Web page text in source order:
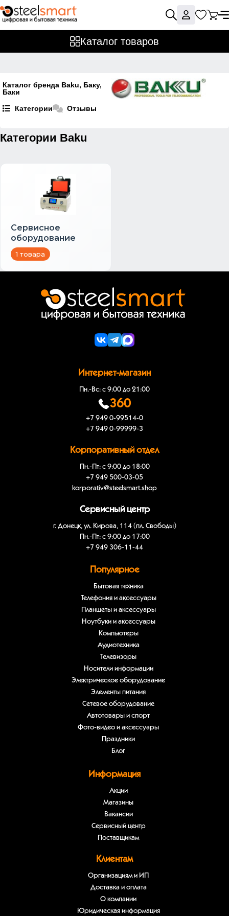
Каталог товаров
Каталог бренда Baku, Баку,
Баки
Категории
Отзывы
Категории Baku
Сервисное
оборудование
1 товара
Интернет-магазин
Пн.-Вс: с 9:00 до 21:00
360
+7 949 0-99514-0
+7 949 0-99999-3
Корпоративный отдел
Пн.-Пт: с 9:00 до 18:00
+7 949 500-03-05
korporativ@steelsmart.shop
Сервисный центр
г. Донецк, ул. Кирова, 114 (пл. Свободы)
Пн.-Пт: с 9:00 до 17:00
+7 949 306-11-44
Популярное
Бытовая техника
Телефония и аксессуары
Планшеты и аксессуары
Ноутбуки и аксессуары
Компьютеры
Аудиотехника
Телевизоры
Носители информации
Электрическое оборудование
Элементы питания
Сетевое оборудование
Автотовары и спорт
Фото-видео и аксессуары
Праздники
Блог
Информация
Акции
Магазины
Вакансии
Сервисный центр
Поставщикам
Клиентам
Организациям и ИП
Доставка и оплата
О компании
Юридическая информация